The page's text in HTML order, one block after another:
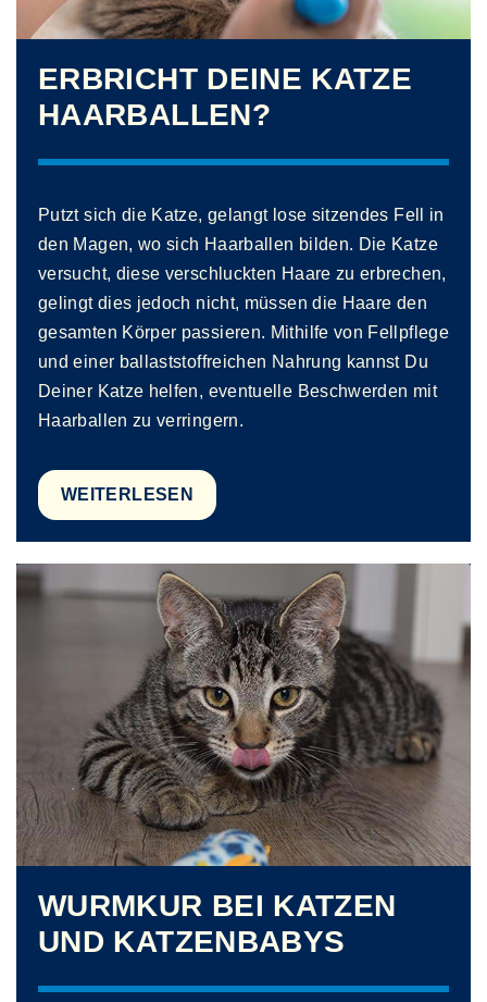
ERBRICHT DEINE KATZE
HAARBALLEN?
Putzt sich die Katze, gelangt lose sitzendes Fell in
den Magen, wo sich Haarballen bilden. Die Katze
versucht, diese verschluckten Haare zu erbrechen,
gelingt dies jedoch nicht, müssen die Haare den
gesamten Körper passieren. Mithilfe von Fellpflege
und einer ballaststoffreichen Nahrung kannst Du
Deiner Katze helfen, eventuelle Beschwerden mit
Haarballen zu verringern.
WEITERLESEN
WURMKUR BEI KATZEN
UND KATZENBABYS